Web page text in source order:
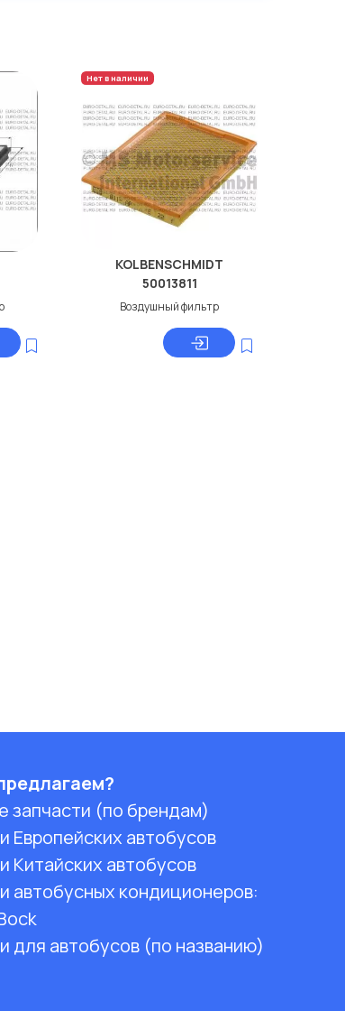
Нет в наличии
KOLBENSCHMIDT
50013811
Воздушный фильтр
запчасти (по брендам)
Европейских автобусов
Китайских автобусов
автобусных кондиционеров:
для автобусов (по названию)